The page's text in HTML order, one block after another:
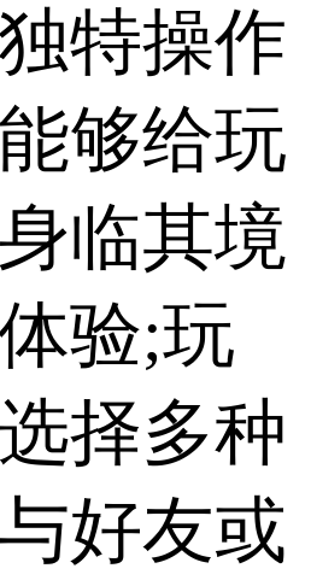
特操作
够给玩
临其境
验;玩
择多种
好友或